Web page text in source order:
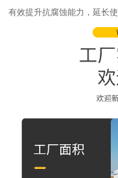
有效提升抗腐蚀能力，延长使